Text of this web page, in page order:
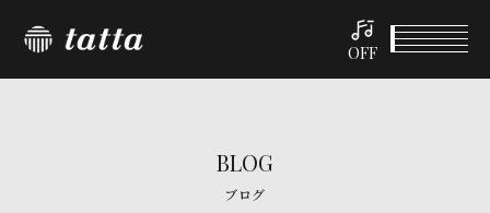
OFF
BLOG
ブログ